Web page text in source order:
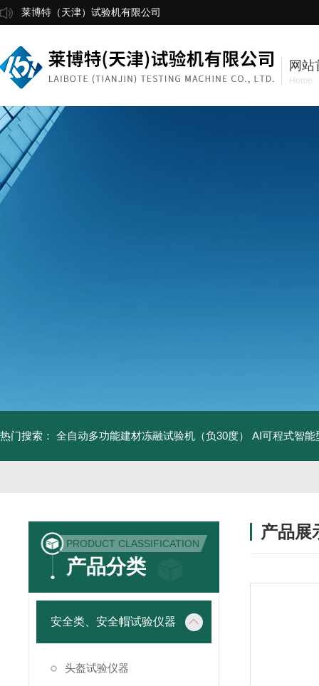
莱博特（天津）试验机有限公司
网站
Home
热门搜索： 全自动多功能建材冻融试验机（负30度） AI可程式智能
PRODUCT CLASSIFICATION
产品分类
安全类、安全帽试验仪器
头盔试验仪器
产品展